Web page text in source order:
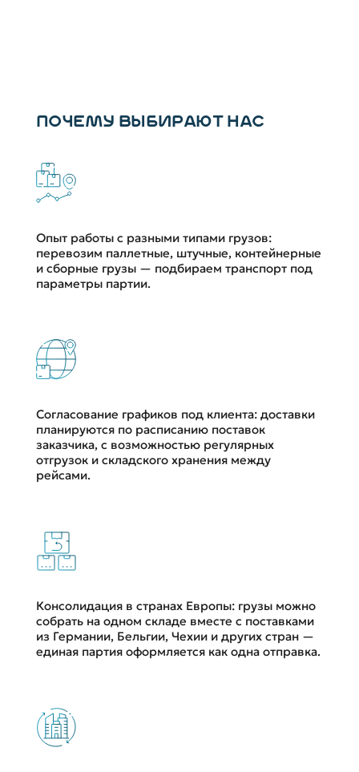
ПОЧЕМУ ВЫБИРАЮТ НАС
Опыт работы с разными типами грузов:
перевозим паллетные, штучные, контейнерные
и сборные грузы — подбираем транспорт под
параметры партии.
Согласование графиков под клиента: доставки
планируются по расписанию поставок
заказчика, с возможностью регулярных
отгрузок и складского хранения между
рейсами.
Консолидация в странах Европы: грузы можно
собрать на одном складе вместе с поставками
из Германии, Бельгии, Чехии и других стран —
единая партия оформляется как одна отправка.